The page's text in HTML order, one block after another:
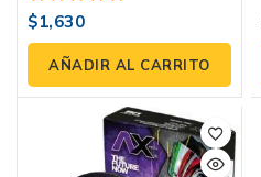
0
fuera
5
$1,630
AÑADIR AL CARRITO